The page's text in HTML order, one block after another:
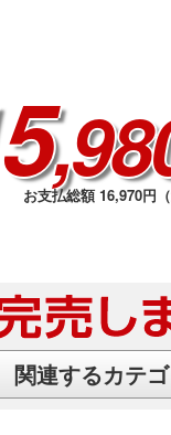
お支払総額 16,970円（
関連するカテ